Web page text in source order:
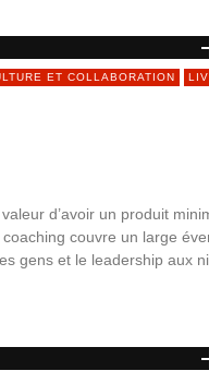
ET COLLABORATION
d’avoir un produit
couvre un large
gens et le leadership aux